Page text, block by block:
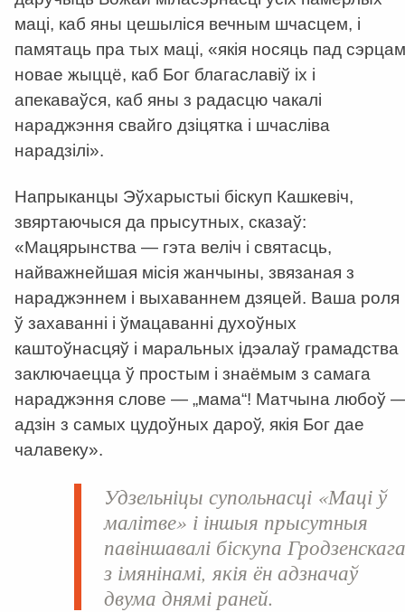
маці, каб яны цешыліся вечным шчасцем, і
памятаць пра тых маці, «якія носяць пад сэрцам
новае жыццё, каб Бог благаславіў іх і
апекаваўся, каб яны з радасцю чакалі
нараджэння свайго дзіцятка і шчасліва
нарадзілі».
Напрыканцы Эўхарыстыі біскуп Кашкевіч,
звяртаючыся да прысутных, сказаў:
«Мацярынства — гэта веліч і святасць,
найважнейшая місія жанчыны, звязаная з
нараджэннем і выхаваннем дзяцей. Ваша роля
ў захаванні і ўмацаванні духоўных
каштоўнасцяў і маральных ідэалаў грамадства
заключаецца ў простым і знаёмым з самага
нараджэння слове — „мама“! Матчына любоў
адзін з самых цудоўных дароў, якія Бог дае
чалавеку».
Удзельніцы супольнасці «Маці ў
малітве» і іншыя прысутныя
павіншавалі біскупа
з імянінамі, якія ён адзначаў
двума днямі раней.